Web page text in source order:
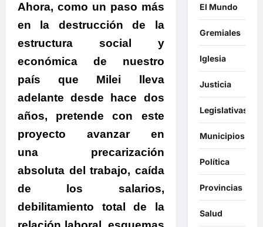
Ahora, como un paso más
en la destrucción de la
estructura social y
económica de nuestro
país que Milei lleva
adelante desde hace dos
años, pretende con este
proyecto avanzar en
una precarización
absoluta del trabajo, caída
de los salarios,
debilitamiento total de la
El Mundo
Gremiales
Iglesia
Justicia
Legislativas
Municipios
Política
Provincias
Salud